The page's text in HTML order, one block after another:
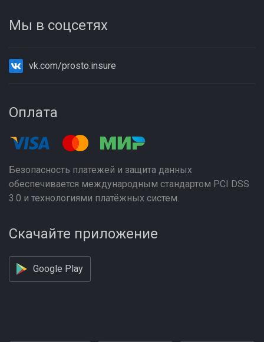
Мы в соцсетях
vk.com/prosto.insure
Оплата
Безопасность платежей и защита данных
обеспечивается международным стандартом PCI DSS
3.0 и технологиями платёжных систем.
Скачайте приложение
Google Play